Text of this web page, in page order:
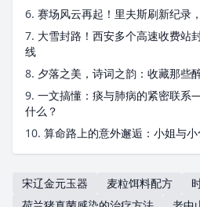
6. 赛场风云再起！里夫斯刷新纪录
7. 大雪封路！西安多个高速收费站
线
8. 夕落之美，诗词之韵：收藏那些
9. 一文搞懂：痰与肺病的紧密联
什么？
10. 算命路上的意外邂逅：小姐与
宋辽金元玉器 麦粒饵料配方